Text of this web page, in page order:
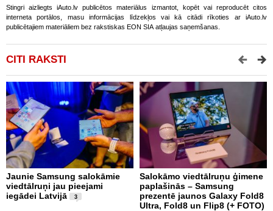
Stingri aizliegts iAuto.lv publicētos materiālus izmantot, kopēt vai reproducēt citos
interneta portālos, masu informācijas līdzekļos vai kā citādi rīkoties ar iAuto.lv
publicētajiem materiāliem bez rakstiskas EON SIA atļaujas saņemšanas.
CITI RAKSTI
Jaunie Samsung salokāmie
viedtālruņi jau pieejami
iegādei Latvijā
3
Salokāmo viedtālruņu ģimene
paplašinās – Samsung
prezentē jaunos Galaxy Fold8
Ultra, Fold8 un Flip8 (+ FOTO)